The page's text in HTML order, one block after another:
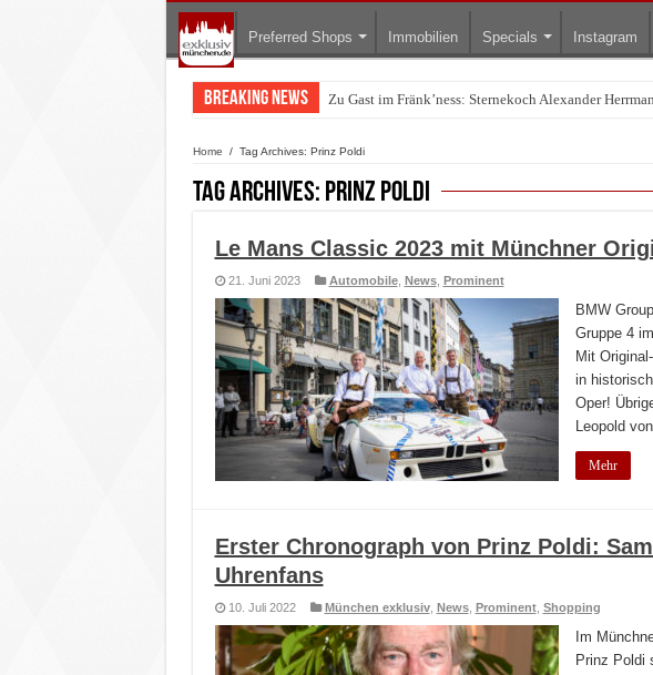
Preferred Shops Immobilien Specials Instagram
Breaking News Zu Gast im Fränk’ness: Sternekoch Alexander
Home / Tag Archives: Prinz Poldi
Tag Archives: Prinz Poldi
Le Mans Classic 2023 mit Münchner
21. Juni 2023 Automobile, News, Prominent
BMW
Gruppe 4
Mit
in
Oper!
Leopold
Mehr
Erster Chronograph von Prinz Poldi:
Uhrenfans
10. Juli 2022 München exklusiv, News, Prominent, Shopping
Im
Prinz Poldi